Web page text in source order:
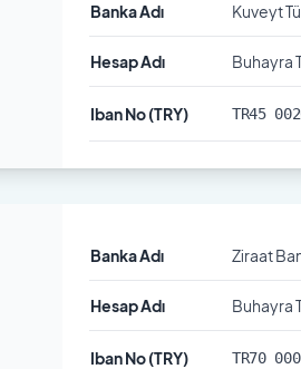
Banka Adı Kuveyt
Hesap Adı Buhayra
Iban No (TRY) TR45
Banka Adı Ziraat
Hesap Adı Buhayra
Iban No (TRY) TR70